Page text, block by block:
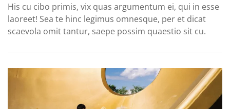
His cu cibo primis, vix quas argumentum ei, qui in esse
laoreet! Sea te hinc legimus omnesque, per et dicat
scaevola omit tantur, saepe possim quaestio sit cu.